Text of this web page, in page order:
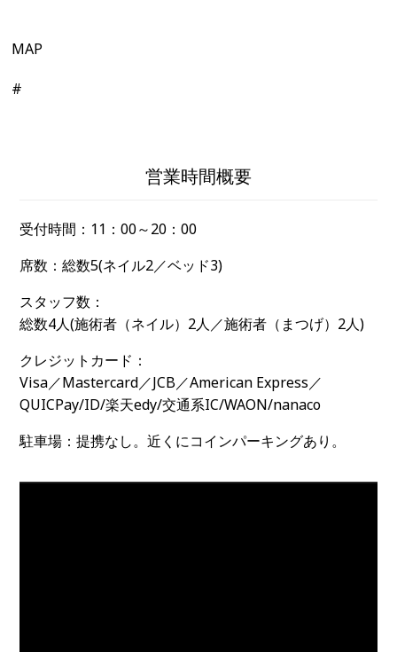
MAP
#
営業時間概要
受付時間： 11：00～20：00
席数： 総数5(ネイル2／ベッド3)
スタッフ数：
総数4人(施術者（ネイル）2人／施術者（まつげ）2人)
クレジットカード：
Visa／Mastercard／JCB／American Express／
QUICPay/ID/楽天edy/交通系IC/WAON/nanaco
駐車場： 提携なし。近くにコインパーキングあり。